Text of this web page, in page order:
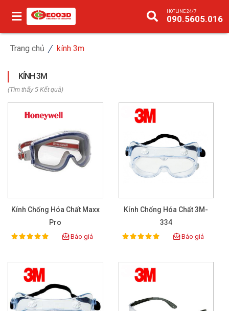
HOTLINE 24/7
090.5605.016
Trang chủ kính 3m
KÍNH 3M
(Tìm thấy 5 Kết quả)
Kính Chống Hóa Chất Maxx
Pro
Rating:
100% Báo giá
Kính Chống Hóa Chất 3M-
334
Rating:
100% Báo giá